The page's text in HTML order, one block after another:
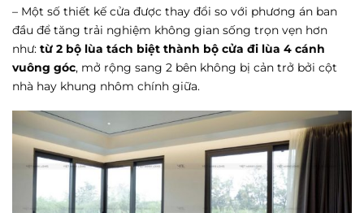
– Một số thiết kế cửa được thay đổi so với phương án ban
đầu để tăng trải nghiệm không gian sống trọn vẹn hơn
như: từ 2 bộ lùa tách biệt thành bộ cửa đi lùa 4 cánh
vuông góc, mở rộng sang 2 bên không bị cản trở bởi cột
nhà hay khung nhôm chính giữa.